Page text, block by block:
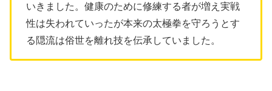
いきました。健康のために修練する者が増え実戦
性は失われていったが本来の太極拳を守ろうとす
る隠流は俗世を離れ技を伝承していました。